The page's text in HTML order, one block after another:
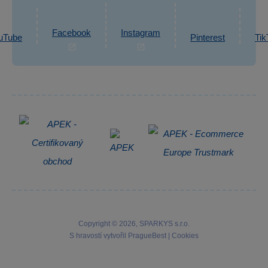
Informace o zpracování osobních údajů
Napsat zprávu
Facebook Instagram Pinterest
Copyright © 2026, SPARKYS s.r.o.
S hravostí vytvořil
PragueBest Cookies